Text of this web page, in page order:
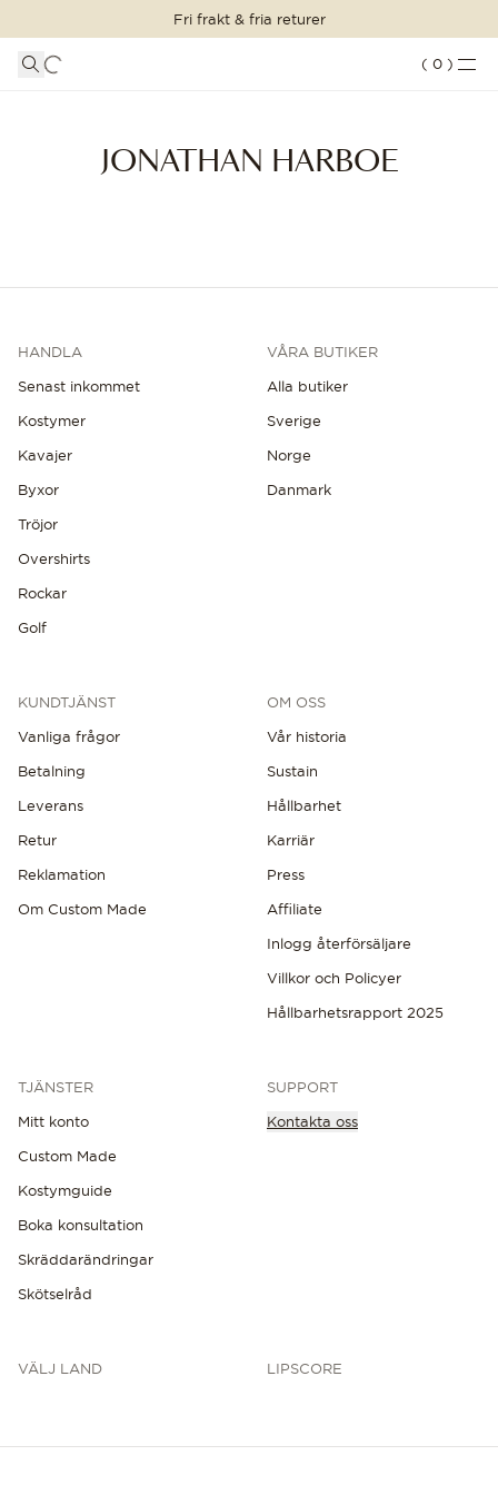
KLÄDER
SECOND HAND
INSPIRATION
FORTSÄTT SHOPPA
Fri frakt & fria returer
( 0 )
JONATHAN HARBOE
HANDLA
Senast inkommet
Kostymer
Kavajer
Byxor
Tröjor
Overshirts
Rockar
Golf
VÅRA BUTIKER
Alla butiker
Sverige
Norge
Danmark
KUNDTJÄNST
Vanliga frågor
Betalning
Leverans
Retur
Reklamation
Om Custom Made
OM OSS
Vår historia
Sustain
Hållbarhet
Karriär
Press
Affiliate
Inlogg återförsäljare
Villkor och Policyer
Hållbarhetsrapport 2025
TJÄNSTER
Mitt konto
Custom Made
Kostymguide
Boka konsultation
Skräddarändringar
Skötselråd
SUPPORT
Kontakta oss
VÄLJ LAND LIPSCORE